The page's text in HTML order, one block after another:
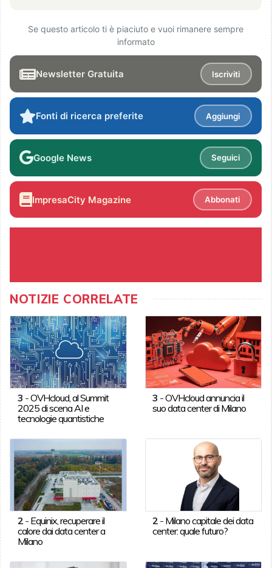
Se questo articolo ti è piaciuto e vuoi rimanere sempre
informato
Newsletter Gratuita Iscriviti
Fonti di ricerca preferite Aggiungi
Google News Seguici
ImpresaCity Magazine Abbonati
NOTIZIE CORRELATE
3 -OVHcloud, al Summit
2025 di scena AI e
tecnologie quantistiche
3 -OVHcloud annuncia il
suo data center di Milano
2- Equinix, recuperare il
calore dai data center a
Milano
2 - Milano capitale dei data
center: quale futuro?